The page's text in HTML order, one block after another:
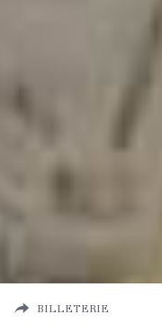
BILLETERIE